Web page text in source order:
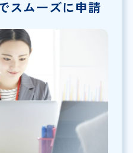
スムーズに申請